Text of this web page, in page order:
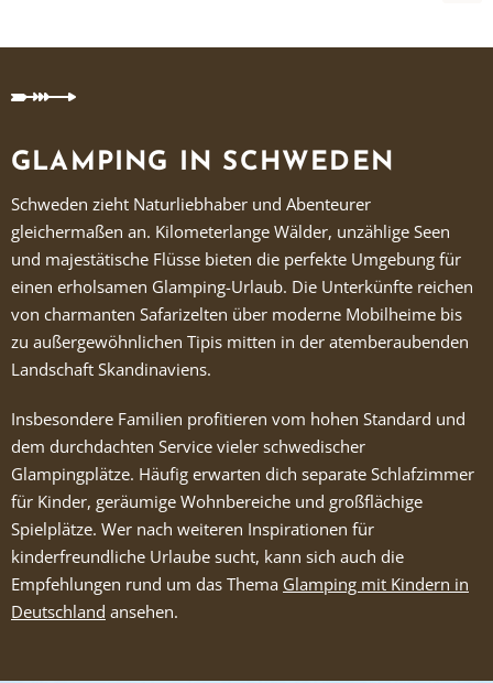
GLAMPING IN SCHWEDEN
Schweden zieht Naturliebhaber und Abenteurer
gleichermaßen an. Kilometerlange Wälder, unzählige Seen
und majestätische Flüsse bieten die perfekte Umgebung für
einen erholsamen Glamping-Urlaub. Die Unterkünfte reichen
von charmanten Safarizelten über moderne Mobilheime bis
zu außergewöhnlichen Tipis mitten in der atemberaubenden
Landschaft Skandinaviens.
Insbesondere Familien profitieren vom hohen Standard und
dem durchdachten Service vieler schwedischer
Glampingplätze. Häufig erwarten dich separate Schlafzimmer
für Kinder, geräumige Wohnbereiche und großflächige
Spielplätze. Wer nach weiteren Inspirationen für
kinderfreundliche Urlaube sucht, kann sich auch die
Empfehlungen rund um das Thema Glamping mit Kindern in
Deutschland ansehen.